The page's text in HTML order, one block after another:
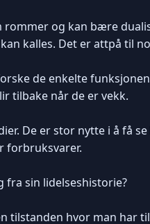
rommer og kan bære
kalles. Det er attpå til
de enkelte
tilbake når de er vekk.
De er stor nytte i å få
forbruksvarer.
fra sin lidelseshistorie?
tilstanden hvor man har